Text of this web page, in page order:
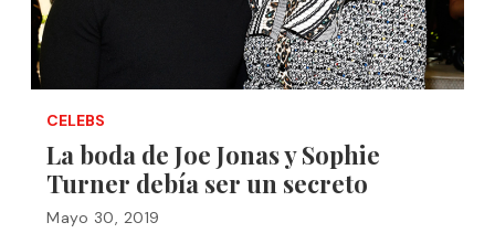
CELEBS
La boda de Joe Jonas y Sophie
Turner debía ser un secreto
Mayo 30, 2019